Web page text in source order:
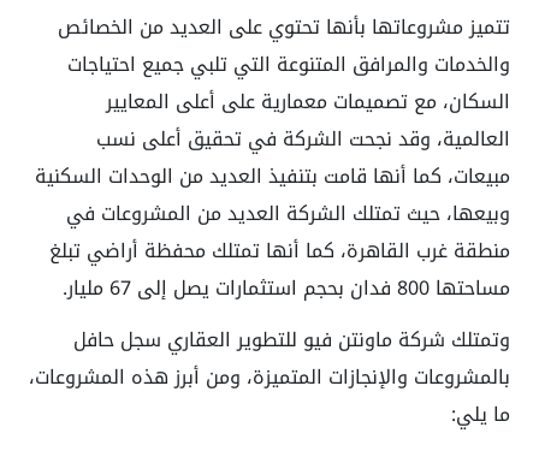
تتميز مشروعاتها بأنها تحتوي على العديد من الخصائص
والخدمات والمرافق المتنوعة التي تلبي جميع احتياجات
السكان، مع تصميمات معمارية على أعلى المعايير
العالمية، وقد نجحت الشركة في تحقيق أعلى نسب
مبيعات، كما أنها قامت بتنفيذ العديد من الوحدات السكنية
وبيعها، حيث تمتلك الشركة العديد من المشروعات في
منطقة غرب القاهرة، كما أنها تمتلك محفظة أراضي تبلغ
مساحتها 800 فدان بحجم استثمارات يصل إلى 67 مليار.
وتمتلك شركة ماونتن فيو للتطوير العقاري سجل حافل
بالمشروعات والإنجازات المتميزة، ومن أبرز هذه المشروعات،
ما يلي: